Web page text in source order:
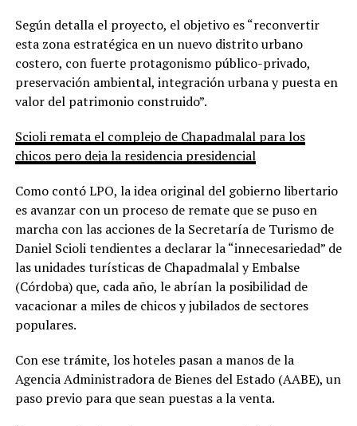
Según detalla el proyecto, el objetivo es “reconvertir
esta zona estratégica en un nuevo distrito urbano
costero, con fuerte protagonismo público-privado,
preservación ambiental, integración urbana y puesta en
valor del patrimonio construido”.
Scioli remata el complejo de Chapadmalal para los
chicos pero deja la residencia presidencial
Como contó LPO, la idea original del gobierno libertario
es avanzar con un proceso de remate que se puso en
marcha con las acciones de la Secretaría de Turismo de
Daniel Scioli tendientes a declarar la “innecesariedad” de
las unidades turísticas de Chapadmalal y Embalse
(Córdoba) que, cada año, le abrían la posibilidad de
vacacionar a miles de chicos y jubilados de sectores
populares.
Con ese trámite, los hoteles pasan a manos de la
Agencia Administradora de Bienes del Estado (AABE), un
paso previo para que sean puestas a la venta.